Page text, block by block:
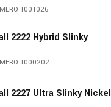
1001026
2222 Hybrid Slinky
1000202
2227 Ultra Slinky Nickel